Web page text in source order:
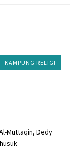
KAMPUNG RELIGI
Muttaqin, Dedy